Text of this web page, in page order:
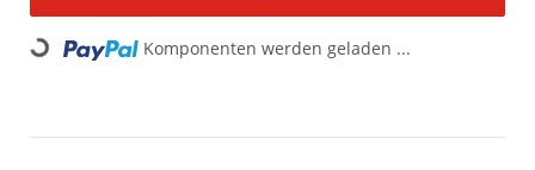
Loading... Komponenten werden geladen ...